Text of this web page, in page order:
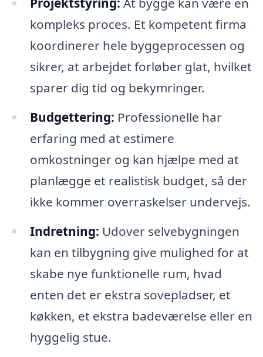
kompleks proces. Et kompetent firma
koordinerer hele byggeprocessen og
sikrer, at arbejdet forløber glat, hvilket
sparer dig tid og bekymringer.
Budgettering: Professionelle har
erfaring med at estimere
omkostninger og kan hjælpe med at
planlægge et realistisk budget, så der
ikke kommer overraskelser undervejs.
Indretning: Udover selvebygningen
kan en tilbygning give mulighed for at
skabe nye funktionelle rum, hvad
enten det er ekstra sovepladser, et
køkken, et ekstra badeværelse eller en
hyggelig stue.